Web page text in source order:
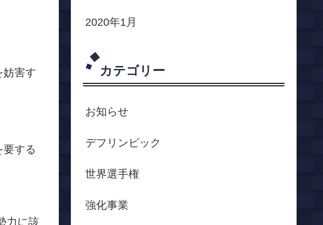
害す
要する
力に該
2020年1月
カテゴリー
お知らせ
デフリンピック
世界選手権
強化事業